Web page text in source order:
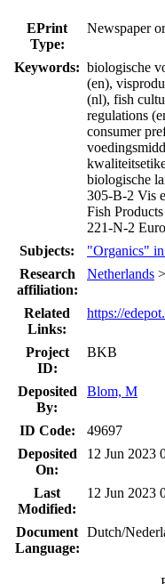
EPrint
Type:
Newspaper
Keywords: biologische
(en),
(nl), fish
regulations
consumer
biologische
305-B-2 Vis
Fish
221-N-2
Subjects:
"Organics" in
Research
affiliation:
Netherlands >
Related
Links:
https://
Project
ID:
BKB
Deposited
By:
Blom, M
ID Code:
49697
Deposited
On:
12 Jun 2023
Last
Modified:
12 Jun 2023
Document
Language:
Dutch/